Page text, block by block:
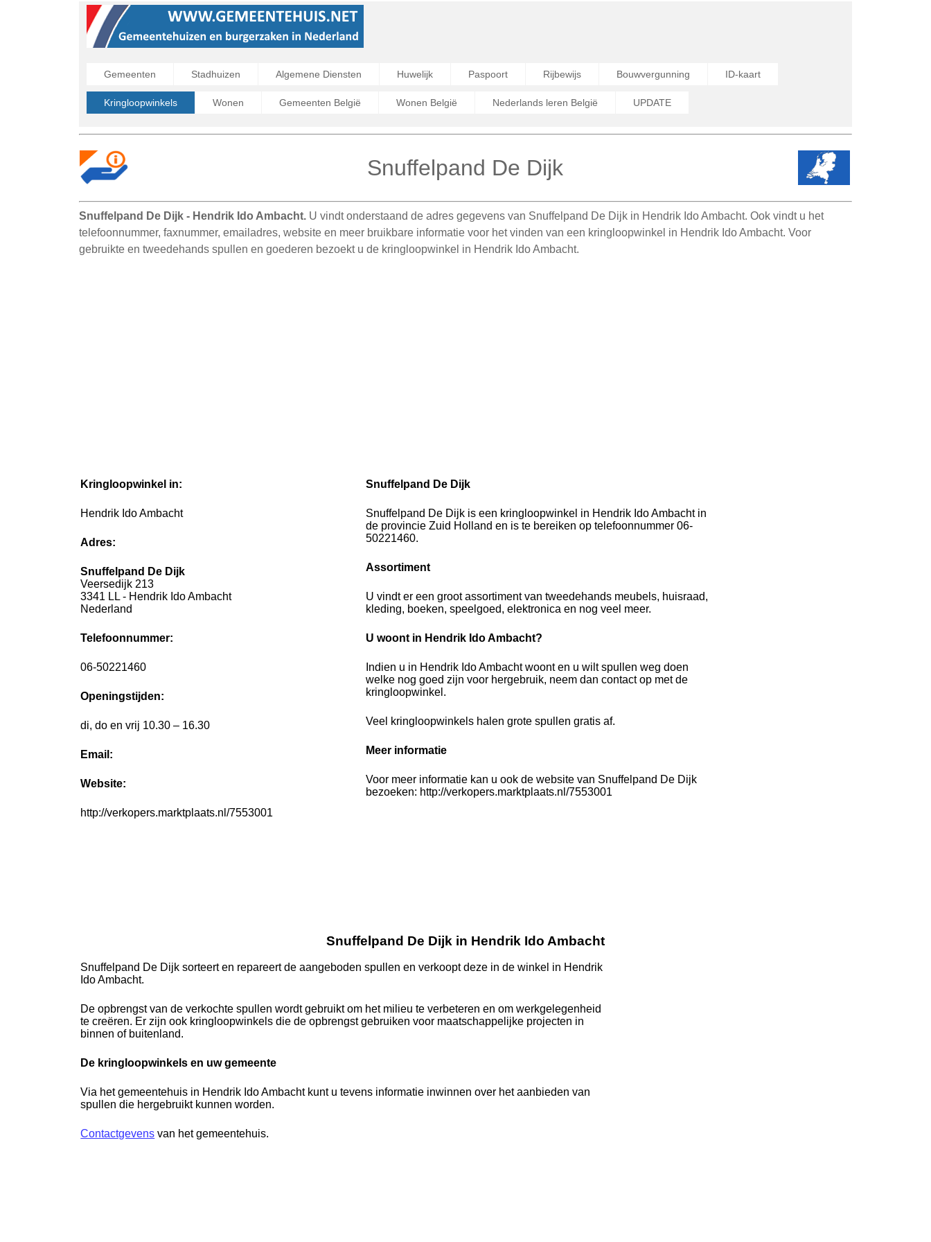
Gemeenten Stadhuizen Algemene Diensten Huwelijk Paspoort Rijbewijs Bouwvergunning ID-kaart
Kringloopwinkels Wonen Gemeenten België Wonen België Nederlands leren België UPDATE
Snuffelpand De Dijk
Snuffelpand De Dijk - Hendrik Ido Ambacht. U vindt onderstaand de adres gegevens van Snuffelpand De Dijk in Hendrik Ido Ambacht. Ook vindt u het
telefoonnummer, faxnummer, emailadres, website en meer bruikbare informatie voor het vinden van een kringloopwinkel in Hendrik Ido Ambacht. Voor
gebruikte en tweedehands spullen en goederen bezoekt u de kringloopwinkel in Hendrik Ido Ambacht.
Kringloopwinkel in:
Hendrik Ido Ambacht
Adres:
Snuffelpand De Dijk
Veersedijk 213
3341 LL - Hendrik Ido Ambacht
Nederland
Telefoonnummer:
06-50221460
Openingstijden:
di, do en vrij 10.30 – 16.30
Email:
Website:
http://verkopers.marktplaats.nl/7553001
Snuffelpand De Dijk
Snuffelpand De Dijk is een kringloopwinkel in Hendrik Ido Ambacht in
de provincie Zuid Holland en is te bereiken op telefoonnummer 06-
50221460.
Assortiment
U vindt er een groot assortiment van tweedehands meubels, huisraad,
kleding, boeken, speelgoed, elektronica en nog veel meer.
U woont in Hendrik Ido Ambacht?
Indien u in Hendrik Ido Ambacht woont en u wilt spullen weg doen
welke nog goed zijn voor hergebruik, neem dan contact op met de
kringloopwinkel.
Veel kringloopwinkels halen grote spullen gratis af.
Meer informatie
Voor meer informatie kan u ook de website van Snuffelpand De Dijk
bezoeken: http://verkopers.marktplaats.nl/7553001
Snuffelpand De Dijk in Hendrik Ido Ambacht
Snuffelpand De Dijk sorteert en repareert de aangeboden spullen en verkoopt deze in de winkel in Hendrik
Ido Ambacht.
De opbrengst van de verkochte spullen wordt gebruikt om het milieu te verbeteren en om werkgelegenheid
te creëren. Er zijn ook kringloopwinkels die de opbrengst gebruiken voor maatschappelijke projecten in
binnen of buitenland.
De kringloopwinkels en uw gemeente
Via het gemeentehuis in Hendrik Ido Ambacht kunt u tevens informatie inwinnen over het aanbieden van
spullen die hergebruikt kunnen worden.
Contactgevens van het gemeentehuis.